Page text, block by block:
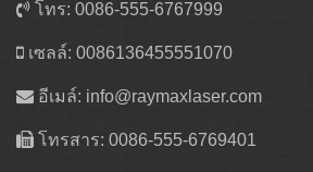
โทร: 0086-555-6767999
เซลล์: 0086136455551070
อีเมล์: info@raymaxlaser.com
โทรสาร: 0086-555-6769401